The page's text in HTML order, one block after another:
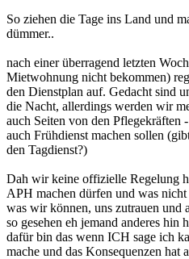
So ziehen die Tage ins Land und
dümmer..
nach einer überragend letzten
Mietwohnung nicht bekommen)
den Dienstplan auf. Gedacht sind
die Nacht, allerdings werden wir
auch Seiten von den Pflegekräften
auch Frühdienst machen sollen
den Tagdienst?)
Dah wir keine offizielle Regelung
APH machen dürfen und was
was wir können, uns zutrauen und
so gesehen eh jemand anderes
dafür bin das wenn ICH sage ich
mache und das Konsequenzen hat